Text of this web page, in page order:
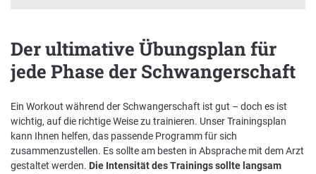
Der ultimative Übungsplan für
jede Phase der Schwangerschaft
Ein Workout während der Schwangerschaft ist gut – doch es ist
wichtig, auf die richtige Weise zu trainieren. Unser Trainingsplan
kann Ihnen helfen, das passende Programm für sich
zusammenzustellen. Es sollte am besten in Absprache mit dem Arzt
gestaltet werden. Die Intensität des Trainings sollte langsam